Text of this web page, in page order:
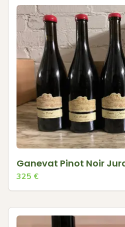
Ganevat Pinot Noir
325 €